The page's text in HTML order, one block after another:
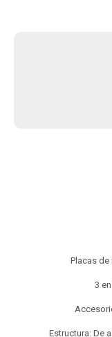
Placas de
3
Estructura: De